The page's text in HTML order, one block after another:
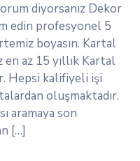
diyorsanız Dekor
edin profesyonel 5
boyasın. Kartal
en az 15 yıllık Kartal
Hepsi kalifiyeli işi
oluşmaktadır.
aramaya son
[…]